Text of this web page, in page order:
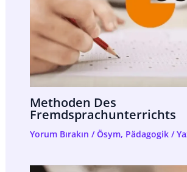
Methoden Des
Fremdsprachunterrichts
Yorum Bırakın /Ösym, Pädagogik/